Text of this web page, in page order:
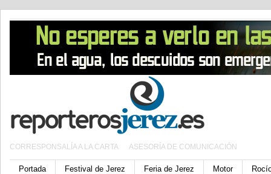
CORRESPONSALÍA A LA CARTA ASESORÍA DE COMUNICACIÓN
Portada Festival de Jerez Feria de Jerez Motor